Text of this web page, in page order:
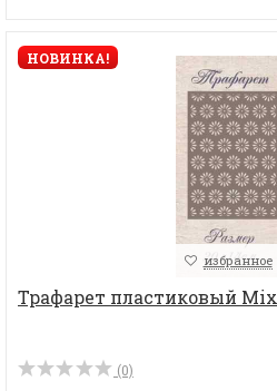
НОВИНКА!
избранное
Трафарет пластиковый
(0)